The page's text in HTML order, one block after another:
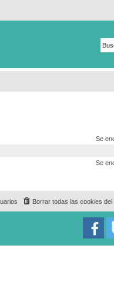
Se
Se
Borrar todas las cookies del